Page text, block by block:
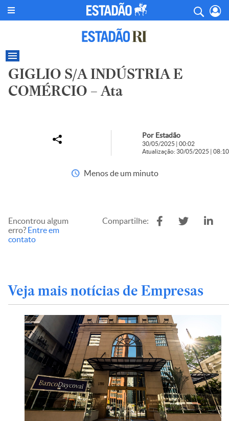
GIGLIO S/A INDÚSTRIA E
COMÉRCIO – Ata
Por Estadão
30/05/2025 | 00:02
Atualização: 30/05/2025 | 08:10
Menos de um minuto
Encontrou algum
erro? Entre em
contato
Compartilhe:
Veja mais notícias de Empresas